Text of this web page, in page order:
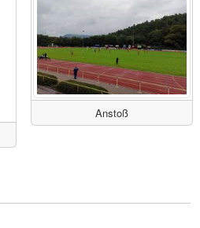
Anstoß